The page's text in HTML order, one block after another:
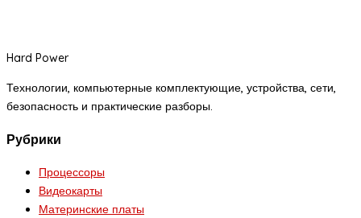
Hard Power
Технологии, компьютерные комплектующие, устройства, сети,
безопасность и практические разборы.
Рубрики
Процессоры
Видеокарты
Материнские платы